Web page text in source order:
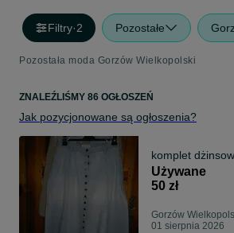
Filtry·2 Pozostałe
Pozostała moda Gorzów Wielkopolski
ZNALEŹLIŚMY 86 OGŁOSZEŃ
Jak pozycjonowane są ogłoszenia?
komplet
Używane
50 zł
Gorzów
01 sierpnia 2026